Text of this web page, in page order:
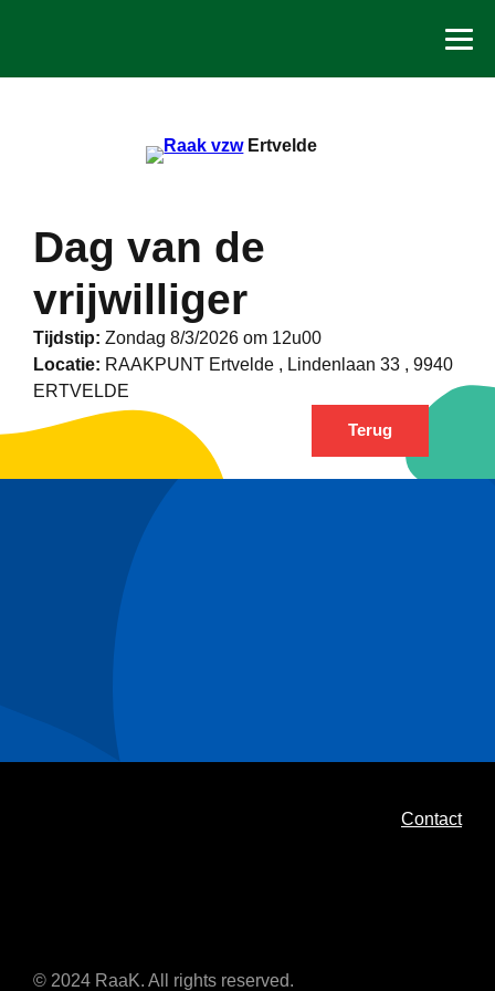
Ertvelde
Dag van de
vrijwilliger
Tijdstip: Zondag 8/3/2026 om 12u00
Locatie: RAAKPUNT Ertvelde , Lindenlaan 33 , 9940
ERTVELDE
Terug
Contact
© 2024 RaaK. All rights reserved.